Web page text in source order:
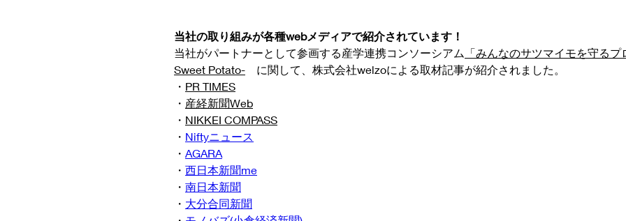
当社の取り組みが各種webメディアで紹介されています！
当社がパートナーとして参画する産学連携コンソーシアム 「みんなのサツマイモを守る
Sweet Potato- に関して、株式会社welzoによる取材記事が紹介されました。
・ PR TIMES
・ 産経新聞Web
・ NIKKEI COMPASS
・ Niftyニュース
・ AGARA
・ 西日本新聞me
・ 南日本新聞
・ 大分合同新聞